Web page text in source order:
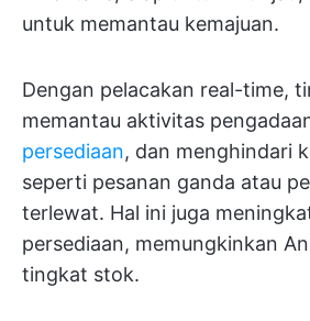
untuk memantau kemajuan.
Dengan pelacakan real-time,
memantau aktivitas
persediaan, dan menghindari
seperti pesanan ganda atau
terlewat. Hal ini juga
persediaan, memungkinkan
tingkat stok.